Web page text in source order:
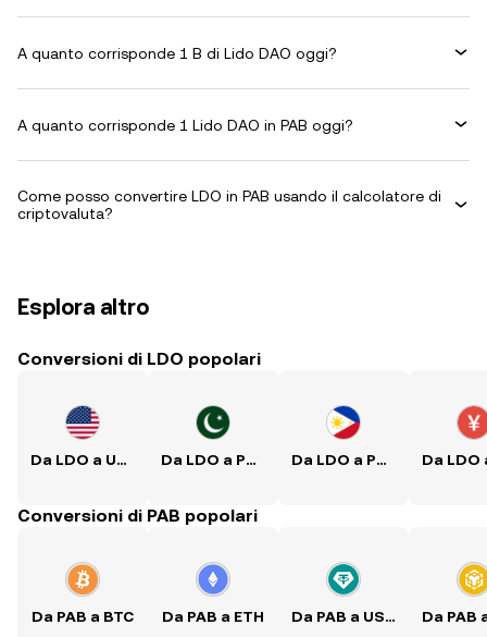
A quanto corrisponde 1 B di Lido DAO oggi?
A quanto corrisponde 1 Lido DAO in PAB oggi?
Come posso convertire LDO in PAB usando il calcolatore di
criptovaluta?
Esplora altro
Conversioni di LDO popolari
Da LDO a USD Da LDO a PKR Da LDO a PHP
Conversioni di PAB popolari
Da PAB a BTC Da PAB a ETH Da PAB a USDT Da PAB